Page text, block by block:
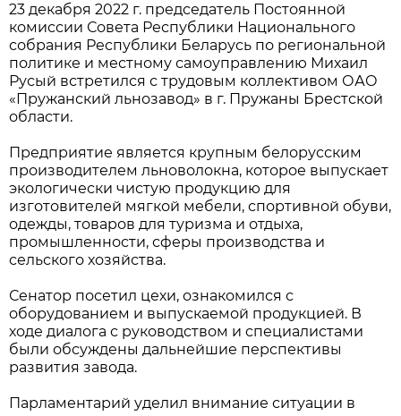
23 декабря 2022 г. председатель Постоянной
комиссии Совета Республики Национального
собрания Республики Беларусь по региональной
политике и местному самоуправлению Михаил
Русый встретился с трудовым коллективом ОАО
«Пружанский льнозавод» в г. Пружаны Брестской
области.
Предприятие является крупным белорусским
производителем льноволокна, которое выпускает
экологически чистую продукцию для
изготовителей мягкой мебели, спортивной обуви,
одежды, товаров для туризма и отдыха,
промышленности, сферы производства и
сельского хозяйства.
Сенатор посетил цехи, ознакомился с
оборудованием и выпускаемой продукцией. В
ходе диалога с руководством и специалистами
были обсуждены дальнейшие перспективы
развития завода.
Парламентарий уделил внимание ситуации в